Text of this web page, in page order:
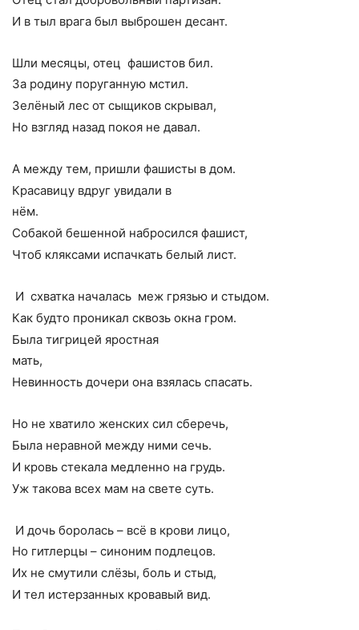
И в тыл врага был выброшен десант.
Шли месяцы, отец фашистов бил.
За родину поруганную мстил.
Зелёный лес от сыщиков скрывал,
Но взгляд назад покоя не давал.
А между тем, пришли фашисты в дом.
Красавицу вдруг увидали в
нём.
Собакой бешенной набросился фашист,
Чтоб кляксами испачкать белый лист.
И схватка началась меж грязью и стыдом.
Как будто проникал сквозь окна гром.
Была тигрицей яростная
мать,
Невинность дочери она взялась спасать.
Но не хватило женских сил сберечь,
Была неравной между ними сечь.
И кровь стекала медленно на грудь.
Уж такова всех мам на свете суть.
И дочь боролась – всё в крови лицо,
Но гитлерцы – синоним подлецов.
Их не смутили слёзы, боль и стыд,
И тел истерзанных кровавый вид.